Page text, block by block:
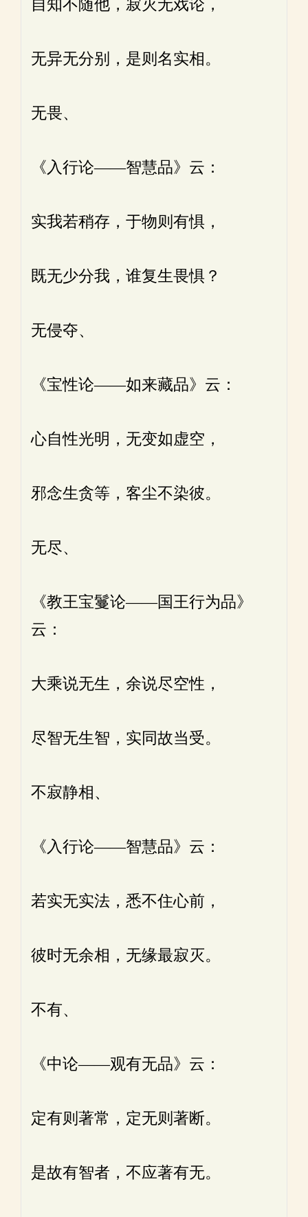
自知不随他，寂灭无戏论，
无异无分别，是则名实相。
无畏、
《入行论——智慧品》云：
实我若稍存，于物则有惧，
既无少分我，谁复生畏惧？
无侵夺、
《宝性论——如来藏品》云：
心自性光明，无变如虚空，
邪念生贪等，客尘不染彼。
无尽、
《教王宝鬘论——国王行为品》
云：
大乘说无生，余说尽空性，
尽智无生智，实同故当受。
不寂静相、
《入行论——智慧品》云：
若实无实法，悉不住心前，
彼时无余相，无缘最寂灭。
不有、
《中论——观有无品》云：
定有则著常，定无则著断。
是故有智者，不应著有无。